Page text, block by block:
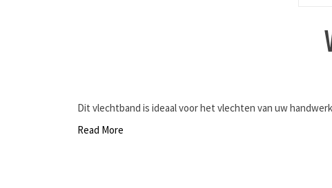
Dit vlechtband is ideaal voor het vlechten van uw
Read More